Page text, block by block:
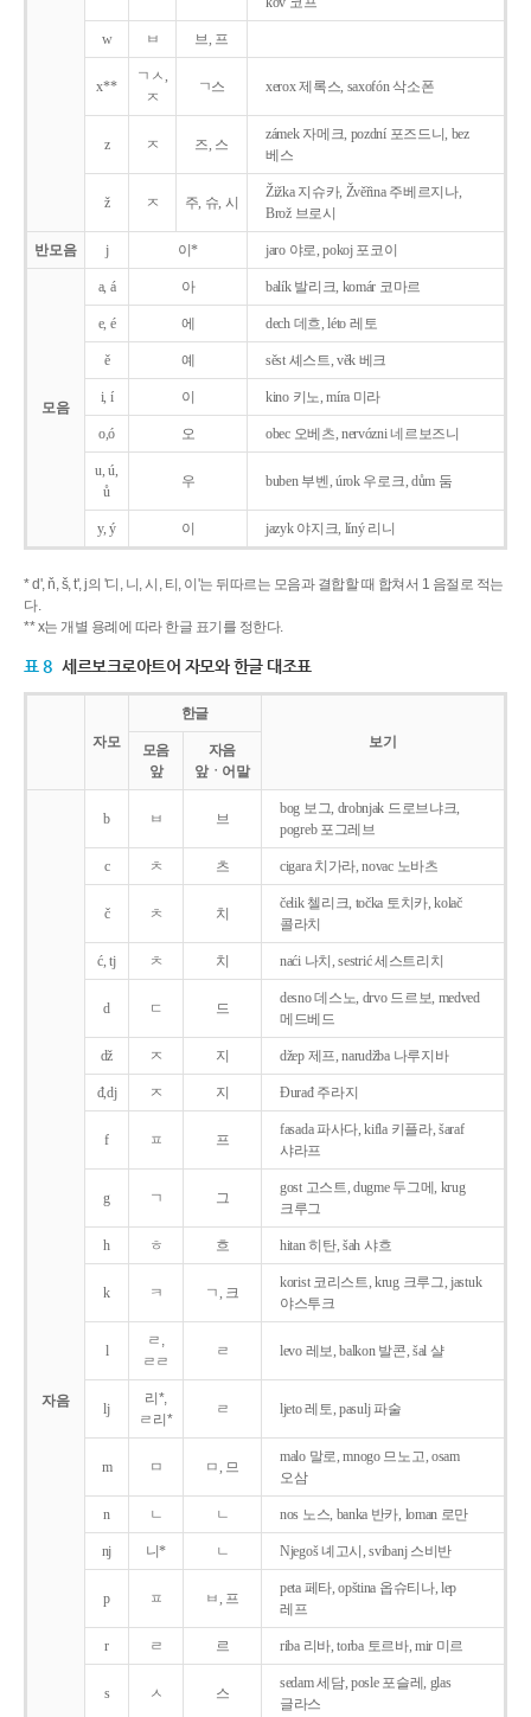
w ㅂ 브, 프
x**
ㄱㅅ,
ㅈ
ㄱ스 xerox 제록스, saxofón 삭소폰
z ㅈ 즈, 스
zámek 자메크, pozdní 포즈드니, bez
베스
ž ㅈ 주, 슈, 시
Žižka 지슈카, Žvěřina 주베르지나,
Brož 브로시
반모음 j 이* jaro 야로, pokoj 포코이
모음
a, á 아 balík 발리크, komár 코마르
e, é 에 dech 데흐, léto 레토
ě 예 sěst 셰스트, věk 베크
i, í 이 kino 키노, míra 미라
o,ó 오 obec 오베츠, nervózni 네르보즈니
u, ú,
ů
우 buben 부벤, úrok 우로크, dům 둠
y, ý 이 jazyk야지크, líný 리니
* d', ň, š, t', j의 '디, 니, 시, 티, 이'는 뒤따르는 모음과 결합할 때 합쳐서 1 음절로 적는
다.
** x는 개별 용례에 따라 한글 표기를 정한다.
표 8 세르보크로아트어 자모와 한글 대조표
자모
한글
보기
모음
앞
자음
앞ㆍ어말
자음
b ㅂ 브
bog 보그, drobnjak 드로브냐크,
pogreb 포그레브
c ㅊ 츠 cigara 치가라, novac 노바츠
č ㅊ 치
čelik 첼리크, točka 토치카, kolač
콜라치
ć, tj ㅊ 치 naći 나치, sestrić 세스트리치
d ㄷ 드
desno 데스노, drvo 드르보, medved
메드베드
dž ㅈ 지 džep 제프, narudžba 나루지바
đ,dj ㅈ 지 Ðurađ 주라지
f ㅍ 프
fasada 파사다, kifla 키플라, šaraf
샤라프
g ㄱ 그
gost 고스트, dugme 두그메, krug
크루그
h ㅎ 흐 hitan 히탄, šah 샤흐
k ㅋ ㄱ, 크
korist 코리스트, krug 크루그, jastuk
야스투크
l
ㄹ,
ㄹㄹ
ㄹ levo 레보, balkon 발콘, šal 샬
lj
리*,
ㄹ리*
ㄹ ljeto 레토, pasulj 파술
m ㅁ ㅁ, 므
malo 말로, mnogo 므노고, osam
오삼
n ㄴ ㄴ nos 노스, banka 반카, loman 로만
nj 니* ㄴ Njegoš 녜고시, svibanj 스비반
p ㅍ ㅂ, 프
peta 페타, opština 옵슈티나, lep
레프
r ㄹ 르 riba 리바, torba 토르바, mir 미르
s ㅅ 스
sedam 세담, posle 포슬레, glas
글라스